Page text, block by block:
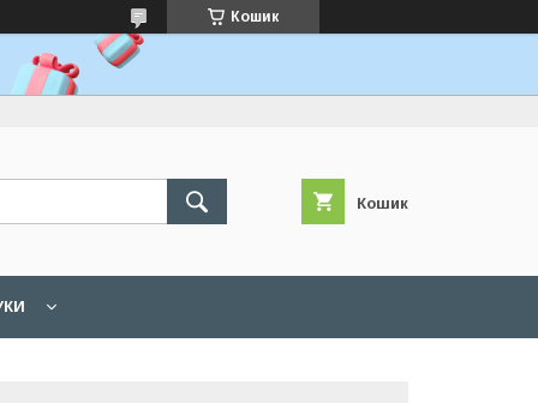
Кошик
Кошик